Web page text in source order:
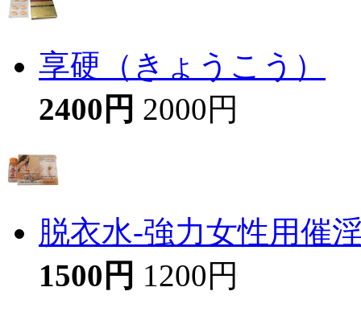
享硬（きょうこう）
2400円 2000円
脱衣水-強力女性用催
1500円 1200円